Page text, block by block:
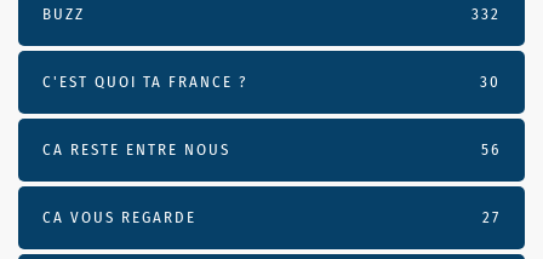
BUZZ 332
C'EST QUOI TA FRANCE ? 30
CA RESTE ENTRE NOUS 56
CA VOUS REGARDE 27